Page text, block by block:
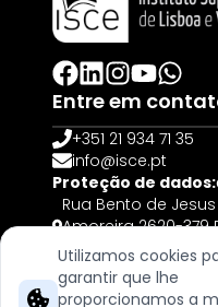
Utilizamos cookies
garantir que lhe
proporcionamos a
Entre em
+351 21 934 71 35
info@isce.pt
Proteção de dados:
Rua Bento de
Amoreira 2620-
PORTUGAL
© 2025, Todos os